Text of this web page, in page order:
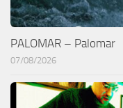
PALOMAR – Palomar
07/08/2026